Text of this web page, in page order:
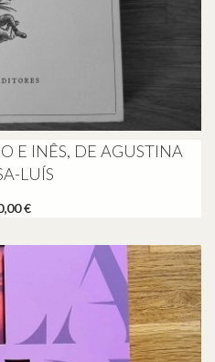
E INÊS, DE AGUSTINA
LUÍS
€